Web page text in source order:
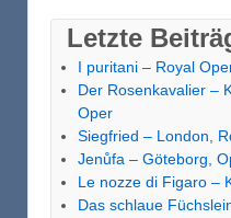
Letzte
I puritani – Royal
Der Rosenkavalier –
Oper
Siegfried – London,
Jenůfa – Göteborg,
Le nozze di Figaro –
Das schlaue